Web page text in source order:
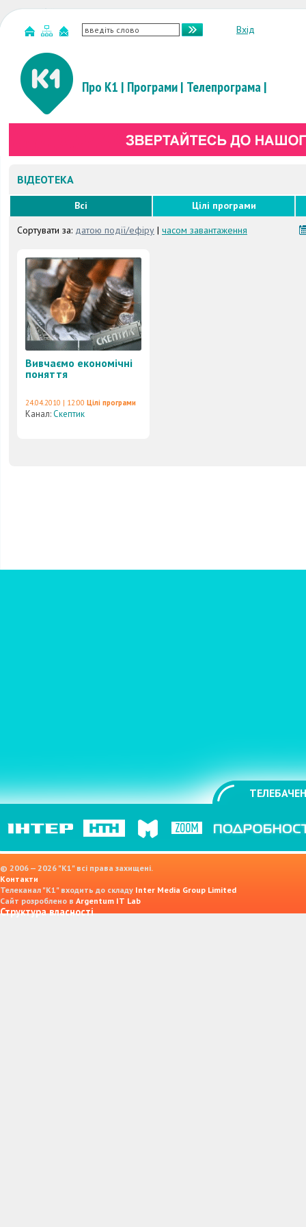
Вхід
Про К1 | Програми| Телепрограма|
ВІДЕОТЕКА
Всі
Цілі програми
Сортувати за: датою події/ефіру | часом завантаження
Вивчаємо економічні
поняття
24.04.2010 | 12:00 Цілі програми
Канал:Скептик
© 2006 — 2026 "K1" всі права захищені.
Контакти
Телеканал "К1" входить до складу Inter Media Group Limited
Сайт розроблено в Argentum IT Lab
Структура власності